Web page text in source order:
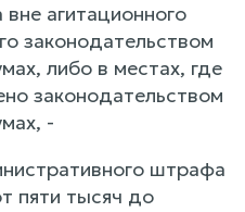
агитационного
законодательством
либо в местах, где
законодательством
-
штрафа
пяти тысяч до